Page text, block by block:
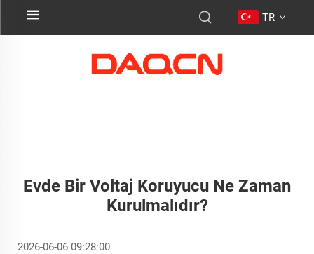
TR
Evde Bir Voltaj Koruyucu Ne Zaman
Kurulmalıdır?
2026-06-06 09:28:00